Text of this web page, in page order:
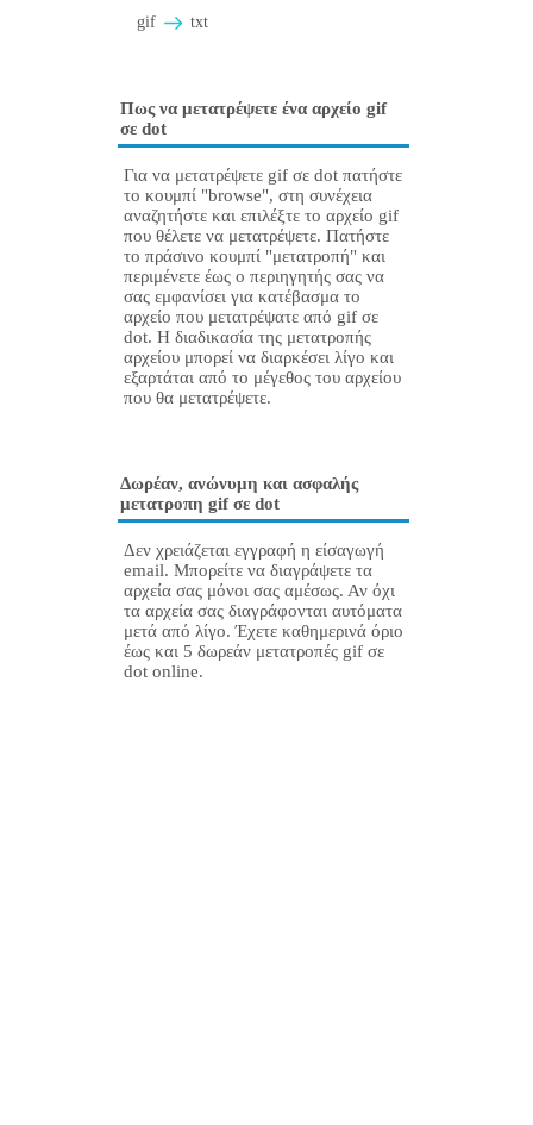
gif
txt
Πως να μετατρέψετε ένα αρχείο gif
σε dot
Για να μετατρέψετε gif σε dot πατήστε
το κουμπί "browse", στη συνέχεια
αναζητήστε και επιλέξτε το αρχείο gif
που θέλετε να μετατρέψετε. Πατήστε
το πράσινο κουμπί "μετατροπή" και
περιμένετε έως ο περιηγητής σας να
σας εμφανίσει για κατέβασμα το
αρχείο που μετατρέψατε από gif σε
dot. Η διαδικασία της μετατροπής
αρχείου μπορεί να διαρκέσει λίγο και
εξαρτάται από το μέγεθος του αρχείου
που θα μετατρέψετε.
Δωρέαν, ανώνυμη και ασφαλής
μετατροπη gif σε dot
Δεν χρειάζεται εγγραφή η είσαγωγή
email. Μπορείτε να διαγράψετε τα
αρχεία σας μόνοι σας αμέσως. Αν όχι
τα αρχεία σας διαγράφονται αυτόματα
μετά από λίγο. Έχετε καθημερινά όριο
έως και 5 δωρεάν μετατροπές gif σε
dot online.